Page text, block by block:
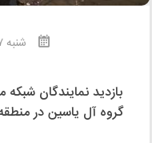
شنبه
بازدید نمایندگان
گروه آل یاسین در